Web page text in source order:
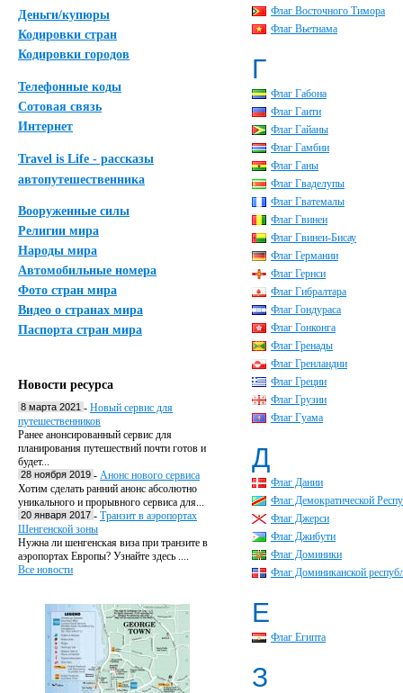
Деньги/купюры
Кодировки стран
Кодировки городов
Телефонные коды
Сотовая связь
Интернет
Travel is Life - рассказы
автопутешественника
Вооруженные силы
Религии мира
Народы мира
Автомобильные номера
Фото стран мира
Видео о странах мира
Паспорта стран мира
Новости ресурса
8 марта 2021 - Новый сервис для
путешественников
Ранее анонсированный сервис для
планирования путешествий почти готов и
будет...
28 ноября 2019 - Анонс нового сервиса
Хотим сделать ранний анонс абсолютно
уникального и прорывного сервиса для...
20 января 2017 - Транзит в аэропортах
Шенгенской зоны
Нужна ли шенгенская виза при транзите в
аэропортах Европы? Узнайте здесь ....
Все новости
Флаг Восточного Тимора
Флаг Вьетнама
Г
Флаг Габона
Флаг Гаити
Флаг Гайаны
Флаг Гамбии
Флаг Ганы
Флаг Гваделупы
Флаг Гватемалы
Флаг Гвинеи
Флаг Гвинеи-Бисау
Флаг Германии
Флаг Гернси
Флаг Гибралтара
Флаг Гондураса
Флаг Гонконга
Флаг Гренады
Флаг Гренландии
Флаг Греции
Флаг Грузии
Флаг Гуама
Д
Флаг Дании
Флаг Демократической
Флаг Джерси
Флаг Джибути
Флаг Доминики
Флаг Доминиканской
Е
Флаг Египта
З